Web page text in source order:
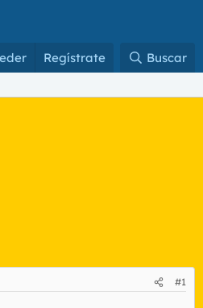
Regístrate Buscar
#1